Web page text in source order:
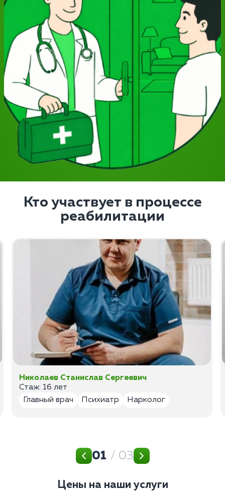
Кто участвует в процессе
реабилитации
Николаев Станислав Сергеевич
Стаж: 16 лет
Главный врач
Психиатр Нарколог
01 / 03
Цены на наши услуги